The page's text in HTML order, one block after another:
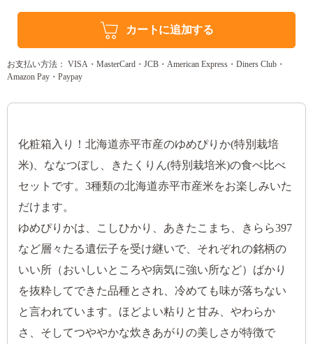
カートに追加する
お支払い方法： VISA・MasterCard・JCB・American Express・Diners Club・
Amazon Pay・Paypay
化粧箱入り！北海道赤平市産のゆめぴりか(特別栽培
米)、ななつぼし、きたくりん(特別栽培米)の食べ比べ
セットです。3種類の北海道赤平市産米をお楽しみいた
だけます。
ゆめぴりかは、こしひかり、あきたこまち、きらら397
など層々たる遺伝子を受け継いで、それぞれの銘柄の
いい所（おいしいところや病気に強い所など）ばかり
を抜粋してできた品種とされ、冷めても味が落ちない
と言われています。ほどよい粘りと甘み、やわらか
さ、そしてつややかな炊きあがりの美しさが特徴で